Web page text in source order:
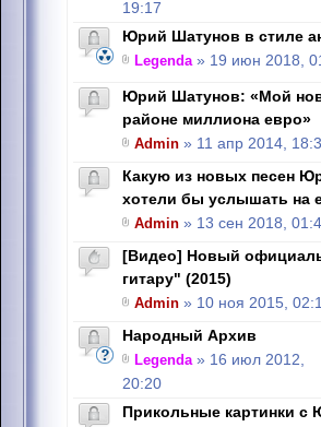
19:17
Юрий Шатунов в стиле
Legenda» 19 июн 2018,
Юрий Шатунов: «Мой
районе миллиона евро»
Admin » 11 апр 2014,
Какую из новых песен
хотели бы услышать на
Admin » 13 сен 2018,
[Видео] Новый
гитару" (2015)
Admin » 10 ноя 2015,
Народный Архив
Legenda» 16 июл 2012,
20:20
Прикольные картинки